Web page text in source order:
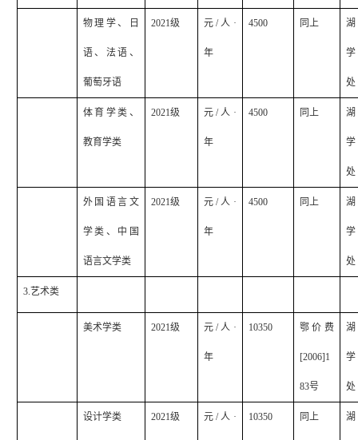
物理学、日
语、法语、
葡萄牙语
2021级 元/人·
年
4500 同上
处
体育学类、
教育学类
2021级 元/人·
年
4500 同上
处
外国语言文
学类、中国
语言文学类
2021级 元/人·
年
4500 同上
处
3.艺术类
美术学类 2021级 元/人·
年
10350 鄂价费
[2006]1
83号 处
设计学类 2021级 元/人· 10350 同上